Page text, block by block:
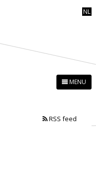
NL
MENU
RSS feed